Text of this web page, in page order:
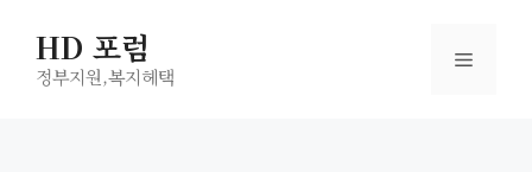
HD 포럼
정부지원,복지헤택
메